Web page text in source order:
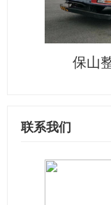
保山
联系我们